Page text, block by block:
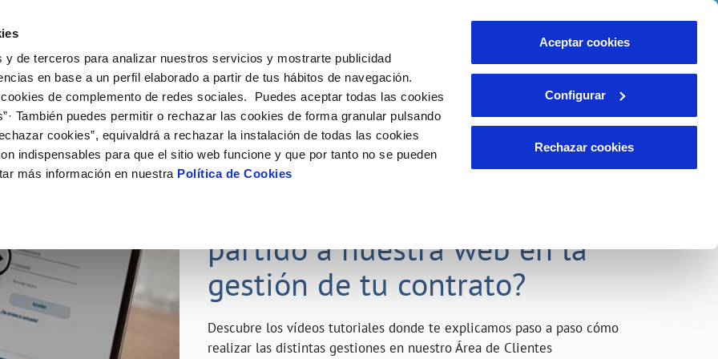
y de terceros para analizar nuestros servicios y mostrarte publicidad
en base a un perfil elaborado a partir de tus hábitos de navegación.
de complemento de redes sociales. Puedes aceptar todas las cookies
También puedes permitir o rechazar las cookies de forma granular pulsando
cookies”, equivaldrá a rechazar la instalación de todas las cookies
indispensables para que el sitio web funcione y que por tanto no se pueden
más información en nuestra Política de Cookies
Aceptar cookies
Configurar
Rechazar cookies
de titular
de suministro
MODIFICACIÓN DE DATOS
Actualizar datos bancarios
Actualizar datos de domicilio
INCIDENCIAS
Comunica anomalías o posibles
VER TODAS LAS GESTIONES
Tu Servicio
AL CLIENTE
contacto
de fuga interior
COMPROMISO DE SERVICIO
Carta de compromisos
Customer Counsel (Defensa del cliente)
Tu Agua
del agua
CUIDADOS DEL AGUA
Consejos de ahorro
Depósitos de reserva
Conócenos
DE GESTIÓN Y CERTIFICADOS
Nuestros compromisos
23 ABR 2020
partido a nuestra web en la
gestión de tu contrato?
Descubre los vídeos tutoriales donde te explicamos paso a paso cómo
realizar las distintas gestiones en nuestro Área de Clientes